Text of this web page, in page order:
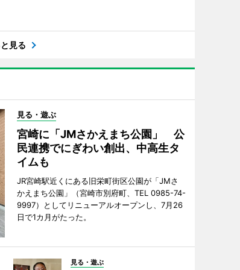
見る
見る・遊ぶ
宮崎に「JMさかえまち公園」 公
民連携でにぎわい創出、中高生タ
イムも
JR宮崎駅近くにある旧栄町街区公園が「JMさ
かえまち公園」（宮崎市別府町、TEL 0985-74-
9997）としてリニューアルオープンし、7月26
日で1カ月がたった。
見る・遊ぶ